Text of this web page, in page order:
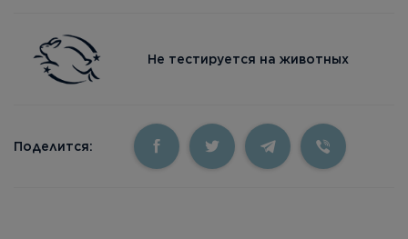
Не тестируется на животных
Поделится: